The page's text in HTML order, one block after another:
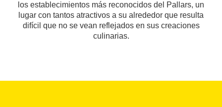
los establecimientos más reconocidos del Pallars, un
lugar con tantos atractivos a su alrededor que resulta
difícil que no se vean reflejados en sus creaciones
culinarias.